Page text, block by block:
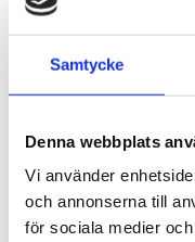
Samtycke
Denna webbplats
Vi använder
och annonserna till
för sociala medier